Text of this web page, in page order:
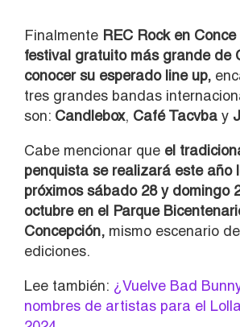
Finalmente REC Rock en
festival gratuito más grande de
conocer su esperado line up,
tres grandes bandas
son: Candlebox, Café Tacvba y
Cabe mencionar que el
penquista se realizará este año
próximos sábado 28 y domingo
octubre en el Parque
Concepción, mismo escenario
ediciones.
Lee también: ¿Vuelve Bad
nombres de artistas para el